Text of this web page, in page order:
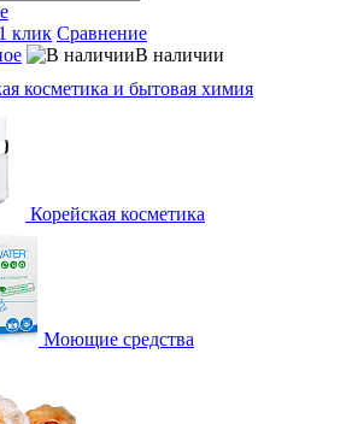
клик Сравнение
В наличии
косметика и бытовая химия
Корейская косметика
Моющие средства